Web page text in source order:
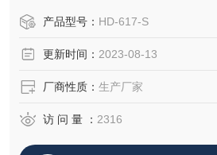
产品型号： HD-617-S
更新时间： 2023-08-13
厂商性质： 生产厂家
访 问 量 ： 2316